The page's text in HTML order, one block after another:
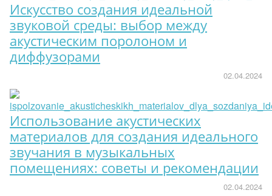
Искусство создания идеальной
звуковой среды: выбор между
акустическим поролоном и
диффузорами
02.04.2024
Использование акустических
материалов для создания идеального
звучания в музыкальных
помещениях: советы и рекомендации
02.04.2024